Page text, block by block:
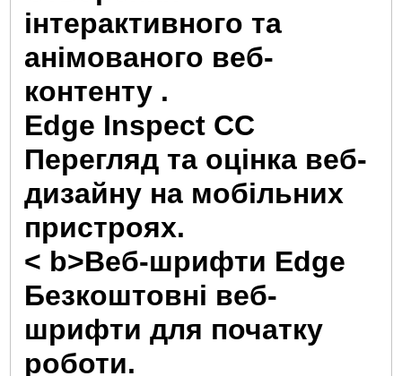
інтерактивного та
анімованого веб-
контенту .
Edge Inspect CC
Перегляд та оцінка веб-
дизайну на мобільних
пристроях.
< b>Веб-шрифти Edge
Безкоштовні веб-
шрифти для початку
роботи.